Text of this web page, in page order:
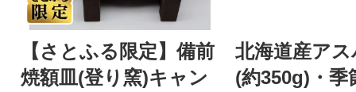
【さとふる限定】備前
焼額皿(登り窯)キャン
北海道産ア
(約350g)・季